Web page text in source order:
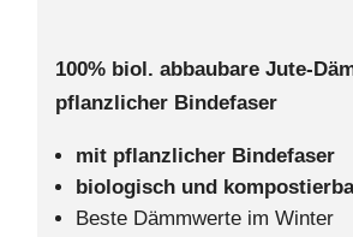
100% biol. abbaubare Jute-
pflanzlicher Bindefaser
mit pflanzlicher Bindefaser
biologisch und
Beste Dämmwerte im Winter